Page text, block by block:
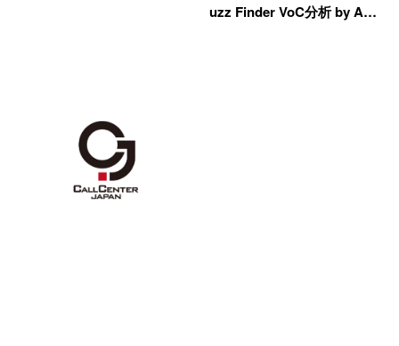
uzz Finder VoC分析 by A…